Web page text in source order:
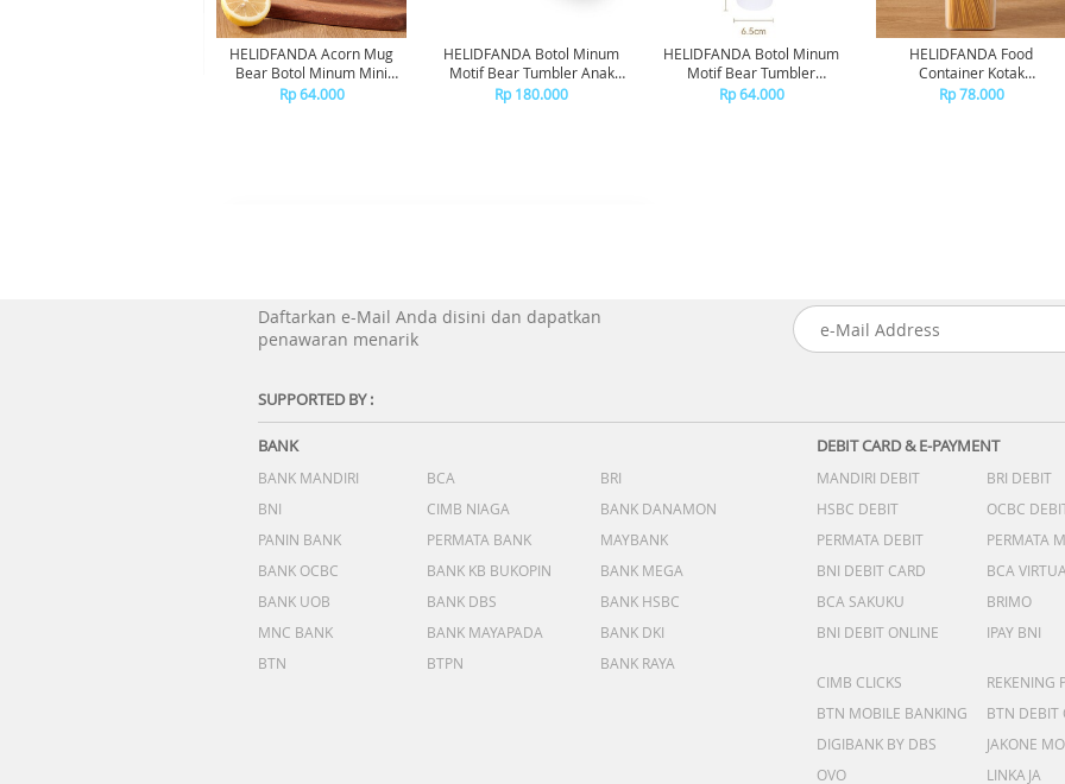
HELIDFANDA Acorn Mug
Bear Botol Minum Mini
Travel Kedap Anti Tumpah -
Rp 64.000
HELIDFANDA Botol Minum
Motif Bear Tumbler Anak
Sekolah dengan Tali -
Rp 180.000
HELIDFANDA Botol Minum
Motif Bear Tumbler
Transparan Anak dengan
Rp 64.000
HELIDFANDA Food
Container Kotak
Penyimpanan Makanan
Rp 78.000
Daftarkan e-Mail Anda disini dan dapatkan
penawaran menarik
SUPPORTED BY :
BANK
BANK MANDIRI BCA
BRI
BNI
CIMB NIAGA
BANK DANAMON
PANIN BANK
PERMATA BANK
MAYBANK
BANK OCBC
BANK KB BUKOPIN
BANK MEGA
BANK UOB
BANK DBS
BANK HSBC
MNC BANK
BANK MAYAPADA
BANK DKI
BTN
BTPN BANK RAYA
DEBIT CARD & E-PAYMENT
MANDIRI DEBIT BRI DEBIT
HSBC DEBIT
OCBC
PERMATA DEBIT
PERMATA
BNI DEBIT CARD
BCA
BCA SAKUKU
BRIMO
BNI DEBIT ONLINE
IPAY BNI
CIMB CLICKS
REKENING
BTN MOBILE BANKING
BTN DEBIT
DIGIBANK BY DBS
JAKONE
OVO
LINKAJA